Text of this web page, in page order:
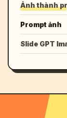
Ảnh thành
Prompt ảnh
Slide GPT